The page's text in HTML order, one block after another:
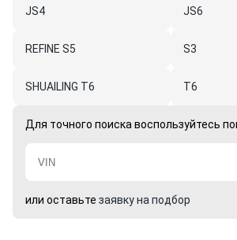
JS4 JS6
REFINE S5 S3
SHUAILING T6 T6
Для точного поиска воспользуйтесь
или оставьте заявку на подбор